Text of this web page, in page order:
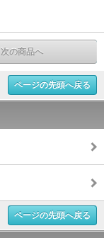
次の商品へ
ページの先頭へ戻る
ページの先頭へ戻る